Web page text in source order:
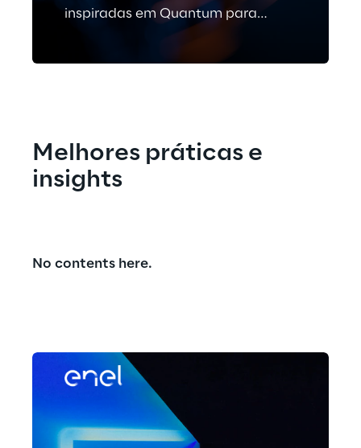
inspiradas em Quantum para
Melhores práticas e
insights
No contents here.